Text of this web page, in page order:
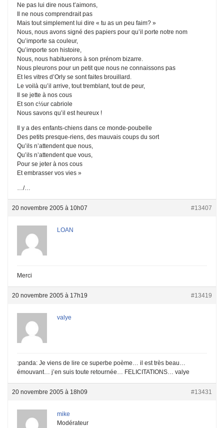
Ne pas lui dire nous t’aimons,
Il ne nous comprendrait pas
Mais tout simplement lui dire « tu as un peu faim? »
Nous, nous avons signé des papiers pour qu’il porte notre nom
Qu’importe sa couleur,
Qu’importe son histoire,
Nous, nous habituerons à son prénom bizarre.
Nous pleurons pour un petit que nous ne connaissons pas
Et les vitres d’Orly se sont faites brouillard.
Le voilà qu’il arrive, tout tremblant, tout de peur,
Il se jette à nos cous
Et son c½ur cabriole
Nous savons qu’il est heureux !
Il y a des enfants-chiens dans ce monde-poubelle
Des petits presque-riens, des mauvais coups du sort
Qu’ils n’attendent que nous,
Qu’ils n’attendent que vous,
Pour se jeter à nos cous
Et embrasser vos vies »
…/…
20 novembre 2005 à 10h07 #13407
LOAN
Merci
20 novembre 2005 à 17h19 #13419
valye
:panda: Je viens de lire ce superbe poème… il est très beau…
émouvant… j’en suis toute retournée… FELICITATIONS… valye
20 novembre 2005 à 18h09 #13431
mike
Modérateur